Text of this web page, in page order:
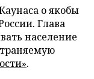
о якобы
Глава
население
.